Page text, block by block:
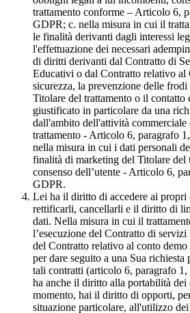
trattamento conforme – Articolo 6,
GDPR; c. nella misura in cui il
le finalità derivanti dagli interessi
l'effettuazione dei necessari
di diritti derivanti dal Contratto di
Educativi o dal Contratto relativo al
sicurezza, la prevenzione delle
Titolare del trattamento o il contatto
giustificato in particolare da una
dall'ambito dell'attività commerciale
trattamento - Articolo 6, paragrafo
nella misura in cui i dati personali
finalità di marketing del Titolare del
consenso dell’utente - Articolo 6,
GDPR.
Lei ha il diritto di accedere ai
rettificarli, cancellarli e il diritto di
dati. Nella misura in cui il
l’esecuzione del Contratto di
del Contratto relativo al conto
per dare seguito a una Sua
tali contratti (articolo 6, paragrafo
ha anche il diritto alla portabilità dei
momento, hai il diritto di opporti,
situazione particolare, all'utilizzo